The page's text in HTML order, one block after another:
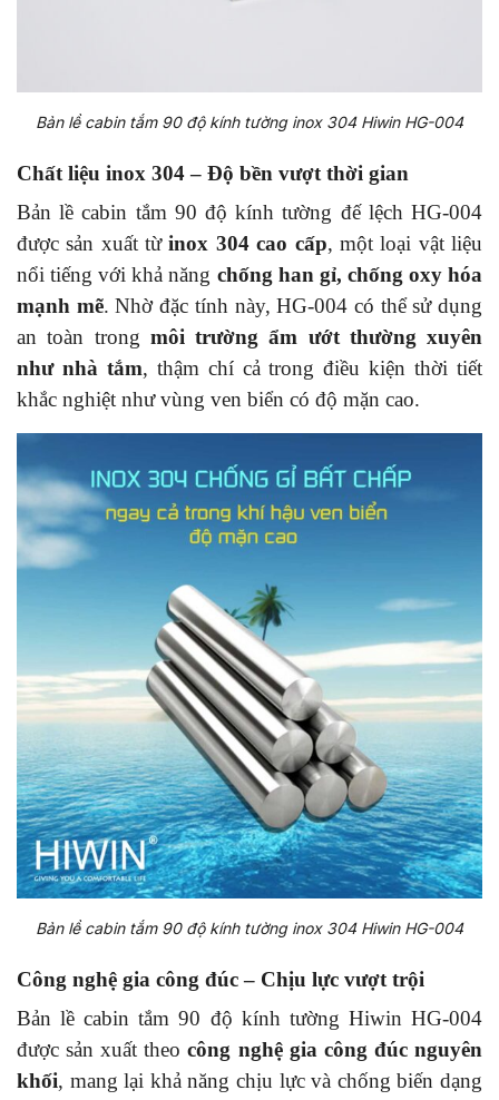
Bản lề cabin tắm 90 độ kính tường inox 304 Hiwin HG-004
Chất liệu inox 304 – Độ bền vượt thời gian
Bản lề cabin tắm 90 độ kính tường đế lệch HG-004
được sản xuất từinox 304 cao cấp, một loại vật liệu
nổi tiếng với khả năng chống han gỉ, chống oxy hóa
mạnh mẽ. Nhờ đặc tính này, HG-004 có thể sử dụng
an toàn trong môi trường ẩm ướt thường xuyên
như nhà tắm, thậm chí cả trong điều kiện thời tiết
khắc nghiệt như vùng ven biển có độ mặn cao.
Bản lề cabin tắm 90 độ kính tường inox 304 Hiwin HG-004
Công nghệ gia công đúc – Chịu lực vượt trội
Bản lề cabin tắm 90 độ kính tường Hiwin HG-004
được sản xuất theocông nghệ gia công đúc nguyên
khối, mang lại khả năng chịu lực và chống biến dạng